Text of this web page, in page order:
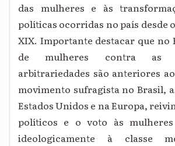
das mulheres e às
políticas ocorridas no país desde
XIX. Importante destacar que no
de mulheres contra as
arbitrariedades são anteriores
movimento sufragista no Brasil,
Estados Unidos e na Europa,
políticos e o voto às mulheres
ideologicamente à classe